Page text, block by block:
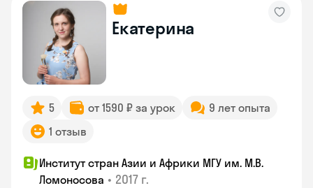
Екатерина
5 от 1590 ₽ за урок
9 лет опыта
1 отзыв
Институт стран Азии и Африки МГУ им. М.В.
Ломоносова • 2017 г.